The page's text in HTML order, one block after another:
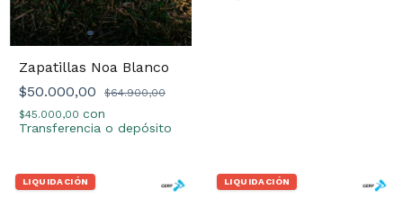
Zapatillas Noa Blanco
$50.000,00
$64.900,00
$45.000,00 con
Transferencia o depósito
LIQUIDACIÓN LIQUIDACIÓN